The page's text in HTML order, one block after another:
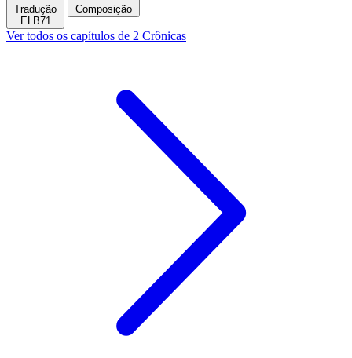
Tradução
ELB71
Composição
Ver todos os capítulos de 2 Crônicas